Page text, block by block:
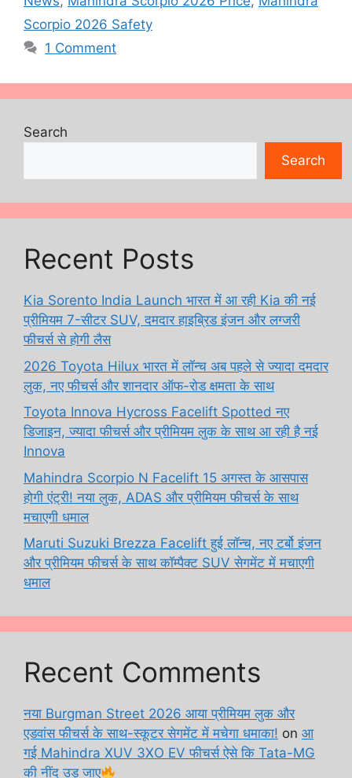
Scorpio 2026 Safety
1 Comment
Search
Search
Recent Posts
Kia Sorento India Launch भारत में आ रही Kia की नई
प्रीमियम 7-सीटर SUV, दमदार हाइब्रिड इंजन और लग्जरी
फीचर्स से होगी लैस
2026 Toyota Hilux भारत में लॉन्च अब पहले से ज्यादा दमदार
लुक, नए फीचर्स और शानदार ऑफ-रोड क्षमता के साथ
Toyota Innova Hycross Facelift Spotted नए
डिजाइन, ज्यादा फीचर्स और प्रीमियम लुक के साथ आ रही है नई
Innova
Mahindra Scorpio N Facelift 15 अगस्त के आसपास
होगी एंट्री! नया लुक, ADAS और प्रीमियम फीचर्स के साथ
मचाएगी धमाल
Maruti Suzuki Brezza Facelift हुई लॉन्च, नए टर्बो इंजन
और प्रीमियम फीचर्स के साथ कॉम्पैक्ट SUV सेगमेंट में मचाएगी
धमाल
Recent Comments
नया Burgman Street 2026 आया प्रीमियम लुक और
एडवांस फीचर्स के साथ-स्कूटर सेगमेंट में मचेगा धमाका! on आ
गई Mahindra XUV 3XO EV फीचर्स ऐसे कि Tata-MG
की नींद उड़ जाए